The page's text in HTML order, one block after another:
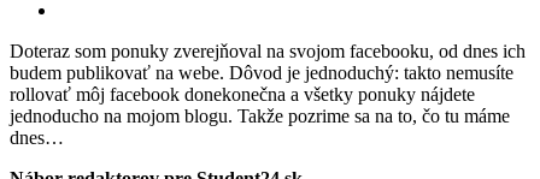
Doteraz som ponuky zverejňoval na svojom facebooku, od dnes ich
budem publikovať na webe. Dôvod je jednoduchý: takto nemusíte
rollovať môj facebook donekonečna a všetky ponuky nájdete
jednoducho na mojom blogu. Takže pozrime sa na to, čo tu máme
dnes…